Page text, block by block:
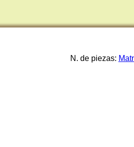
N. de piezas: